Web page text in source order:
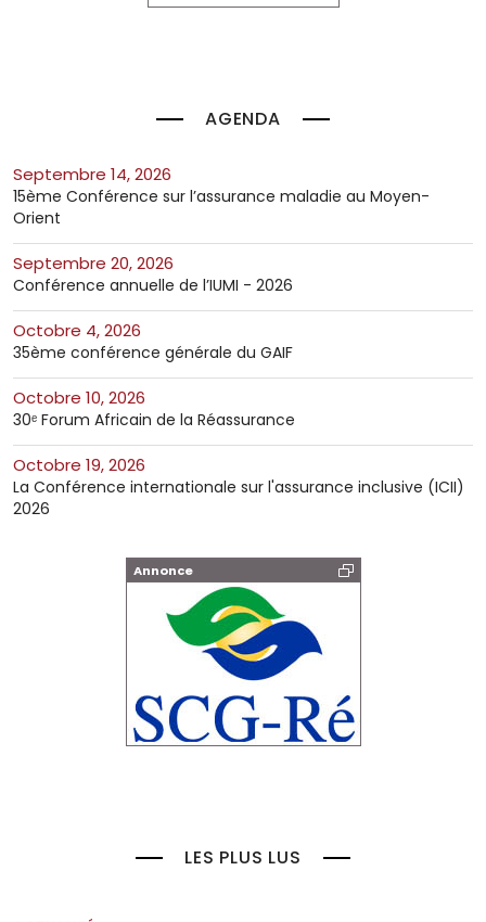
AGENDA
septembre 14, 2026
15ème Conférence sur l’assurance maladie au Moyen-
Orient
septembre 20, 2026
Conférence annuelle de l’IUMI - 2026
octobre 4, 2026
35ème conférence générale du GAIF
octobre 10, 2026
30ᵉ Forum Africain de la Réassurance
octobre 19, 2026
La Conférence internationale sur l'assurance inclusive (ICII)
2026
Annonce
LES PLUS LUS